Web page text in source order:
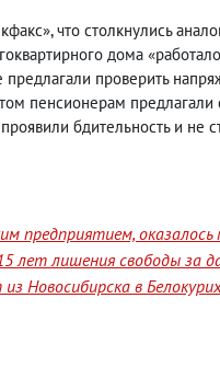
что столкнулись
дома
проверить
пенсионерам
бдительность и не
предприятием,
лет лишения свободы за
Новосибирска в